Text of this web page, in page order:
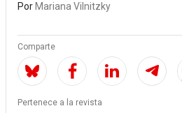
Por Mariana Vilnitzky
Comparte
Pertenece a la revista